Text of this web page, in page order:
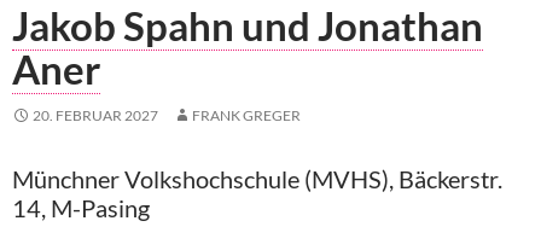
Jakob Spahn und Jonathan
Aner
20. FEBRUAR 2027 FRANK GREGER
Münchner Volkshochschule (MVHS), Bäckerstr.
14, M-Pasing